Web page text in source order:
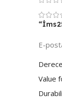
E-
Value